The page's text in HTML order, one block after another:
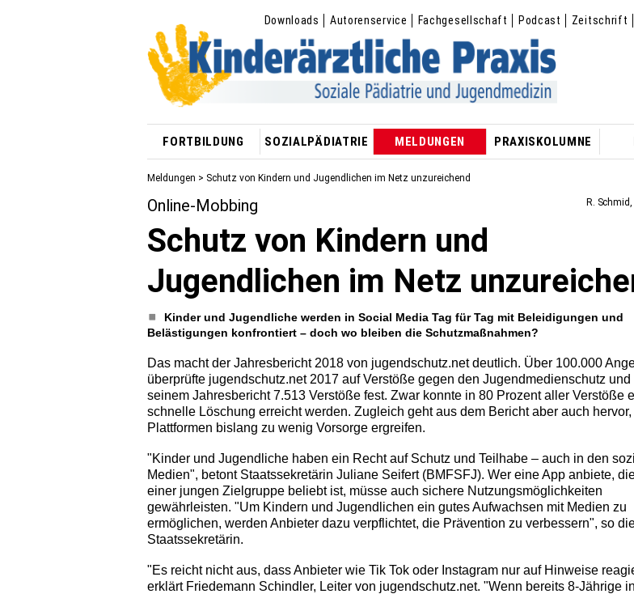
Downloads Autorenservice Fachgesellschaft Podcast Zeitschrift
FORTBILDUNG SOZIALPÄDIATRIE MELDUNGEN PRAXISKOLUMNE
Meldungen > Schutz von Kindern und Jugendlichen im Netz unzureichend
R. Schmid
Online-Mobbing
Schutz von Kindern und
Jugendlichen im Netz
Kinder und Jugendliche werden in Social Media Tag für Tag mit Beleidigungen und
Belästigungen konfrontiert – doch wo bleiben die Schutzmaßnahmen?
Das macht der Jahresbericht 2018 von jugendschutz.net deutlich. Über 100.000
überprüfte jugendschutz.net 2017 auf Verstöße gegen den Jugendmedienschutz und
seinem Jahresbericht 7.513 Verstöße fest. Zwar konnte in 80 Prozent aller Verstöße
schnelle Löschung erreicht werden. Zugleich geht aus dem Bericht aber auch
Plattformen bislang zu wenig Vorsorge ergreifen.
"Kinder und Jugendliche haben ein Recht auf Schutz und Teilhabe – auch in den
Medien", betont Staatssekretärin Juliane Seifert (BMFSFJ). Wer eine App anbiete,
einer jungen Zielgruppe beliebt ist, müsse auch sichere Nutzungsmöglichkeiten
gewährleisten. "Um Kindern und Jugendlichen ein gutes Aufwachsen mit Medien zu
ermöglichen, werden Anbieter dazu verpflichtet, die Prävention zu verbessern", so
Staatssekretärin.
"Es reicht nicht aus, dass Anbieter wie Tik Tok oder Instagram nur auf Hinweise
erklärt Friedemann Schindler, Leiter von jugendschutz.net. "Wenn bereits 8-Jährige